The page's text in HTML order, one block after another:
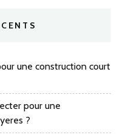
une construction court
pour une
?